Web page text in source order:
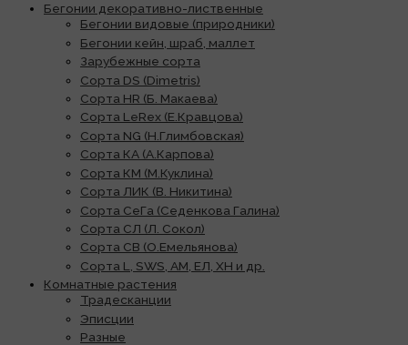
Бегонии декоративно-лиственные
Бегонии видовые (природники)
Бегонии кейн, шраб, маллет
Зарубежные сорта
Сорта DS (Dimetris)
Сорта HR (Б. Макаева)
Сорта LeRex (Е.Кравцова)
Сорта NG (Н.Глимбовская)
Сорта КА (А.Карпова)
Сорта КМ (М.Куклина)
Сорта ЛИК (В. Никитина)
Сорта СеГа (Седенкова Галина)
Сорта СЛ (Л. Сокол)
Сорта СВ (О.Емельянова)
Сорта L, SWS, АМ, ЕЛ, ХН и др.
Комнатные растения
Традесканции
Эписции
Разные